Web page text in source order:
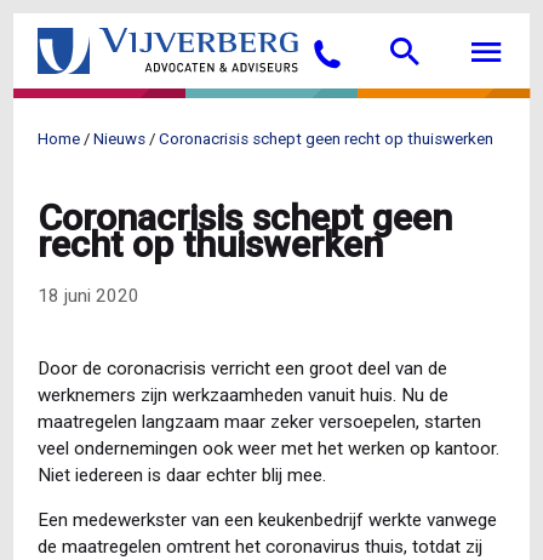
Overslaan
de
gaan
Bellen Search
Home Nieuws Coronacrisis schept geen recht op thuiswerken
Coronacrisis schept geen
recht op thuiswerken
18 juni 2020
Door de coronacrisis verricht een groot deel van de
werknemers zijn werkzaamheden vanuit huis. Nu de
maatregelen langzaam maar zeker versoepelen, starten
veel ondernemingen ook weer met het werken op kantoor.
Niet iedereen is daar echter blij mee.
Een medewerkster van een keukenbedrijf werkte vanwege
de maatregelen omtrent het coronavirus thuis, totdat zij